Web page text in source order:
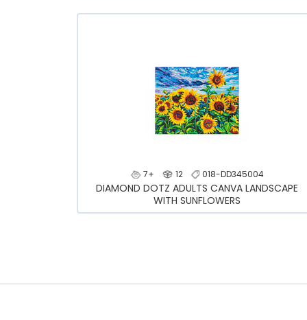
7+ 12 018-DD345004
DIAMOND DOTZ ADULTS CANVA LANDSCAPE
WITH SUNFLOWERS